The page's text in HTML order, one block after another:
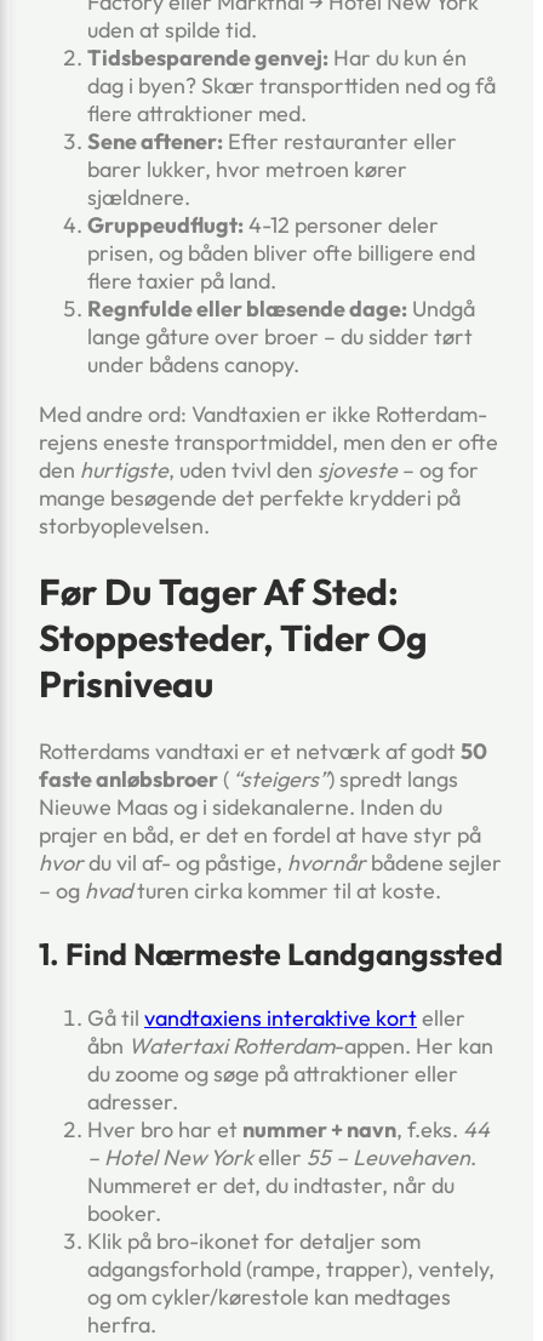
uden at spilde tid.
Tidsbesparende genvej: Har du kun én
dag i byen? Skær transporttiden ned og få
flere attraktioner med.
Sene aftener: Efter restauranter eller
barer lukker, hvor metroen kører
sjældnere.
Gruppeudflugt:4-12 personer deler
prisen, og båden bliver ofte billigere end
flere taxier på land.
Regnfulde eller blæsende dage: Undgå
lange gåture over broer – du sidder tørt
under bådens canopy.
Med andre ord: Vandtaxien er ikke Rotterdam-
rejens eneste transportmiddel, men den er ofte
den hurtigste, uden tvivl den sjoveste– og for
mange besøgende det perfekte krydderi på
storbyoplevelsen.
Før Du Tager Af Sted:
Stoppesteder, Tider Og
Prisniveau
Rotterdams vandtaxi er et netværk af godt50
faste anløbsbroer ( “steigers”) spredt langs
Nieuwe Maas og i sidekanalerne. Inden du
prajer en båd, er det en fordel at have styr på
hvordu vil af- og påstige, hvornårbådene sejler
– og hvadturen cirka kommer til at koste.
1. Find Nærmeste Landgangssted
Gå til vandtaxiens interaktive korteller
åbn Watertaxi Rotterdam-appen. Her kan
du zoome og søge på attraktioner eller
adresser.
Hver bro har et nummer + navn, f.eks. 44
– Hotel New Yorkeller 55 – Leuvehaven.
Nummeret er det, du indtaster, når du
booker.
Klik på bro-ikonet for detaljer som
adgangsforhold (rampe, trapper), ventely,
og om cykler/kørestole kan medtages
herfra.